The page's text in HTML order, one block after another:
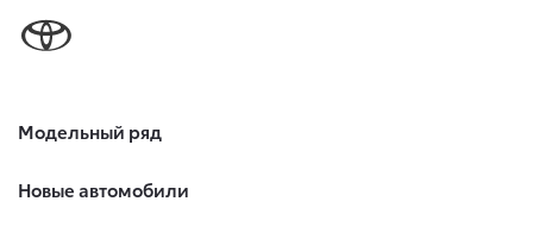
Модельный ряд
Новые автомобили